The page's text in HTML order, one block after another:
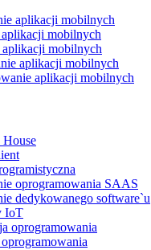
aplikacji mobilnych
mobilnych
aplikacji mobilnych
aplikacji mobilnych
aplikacji mobilnych
House
oprogramowania SAAS
dedykowanego software`u
IoT
oprogramowania